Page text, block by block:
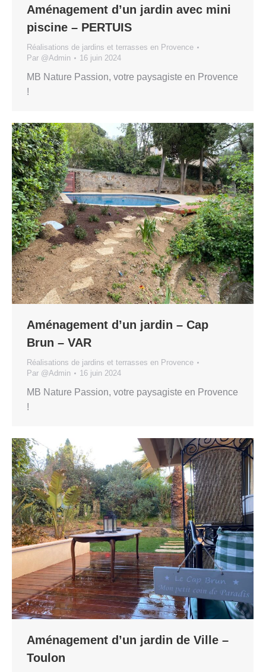
Aménagement d’un jardin avec mini
piscine – PERTUIS
Réalisations de jardins et terrasses en Provence
Par @Admin 16 juin 2024
MB Nature Passion, votre paysagiste en Provence
!
Aménagement d’un jardin – Cap
Brun – VAR
Réalisations de jardins et terrasses en Provence
Par @Admin 16 juin 2024
MB Nature Passion, votre paysagiste en Provence
!
Aménagement d’un jardin de Ville –
Toulon